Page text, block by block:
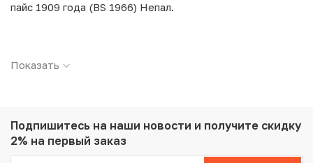
пайс 1909 года (BS 1966) Непал.
Страна: Непал
Вес: 5.16 г
Диаметр: 23 мм
Показать
Подпишитесь на наши новости и получите скидку
2% на первый заказ